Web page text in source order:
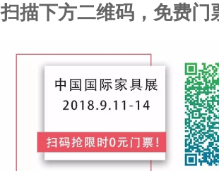
扫描下方二维码，免费门